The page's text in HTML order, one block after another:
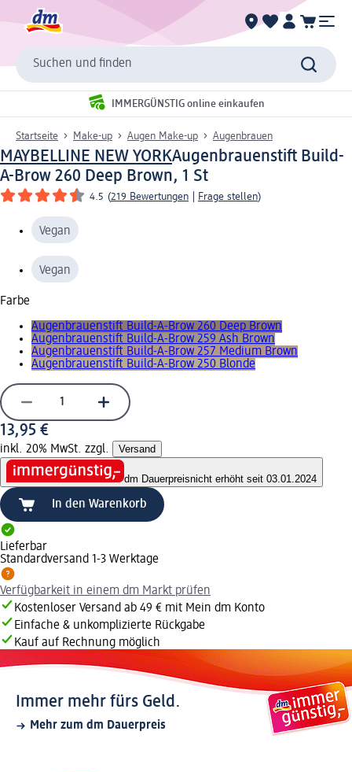
Suchen und finden
IMMERGÜNSTIG online einkaufen
Startseite Make-up Augen Make-up Augenbrauen
MAYBELLINE NEW YORKAugenbrauenstift Build-
A-Brow 260 Deep Brown, 1 St
4.5 (219 Bewertungen Frage stellen)
Vegan
Vegan
Farbe
Augenbrauenstift Build-A-Brow 260 Deep Brown
Augenbrauenstift Build-A-Brow 259 Ash Brown
Augenbrauenstift Build-A-Brow 257 Medium Brown
Augenbrauenstift Build-A-Brow 250 Blonde
13,95 €
inkl. 20% MwSt. zzgl. Versand
dm Dauerpreisnicht erhöht seit 03.01.2024
In den Warenkorb
Lieferbar
Standardversand 1-3 Werktage
Verfügbarkeit in einem dm Markt prüfen
Kostenloser Versand ab 49 € mit Mein dm Konto
Einfache & unkomplizierte Rückgabe
Kauf auf Rechnung möglich
Immer mehr fürs Geld.
Mehr zum dm Dauerpreis